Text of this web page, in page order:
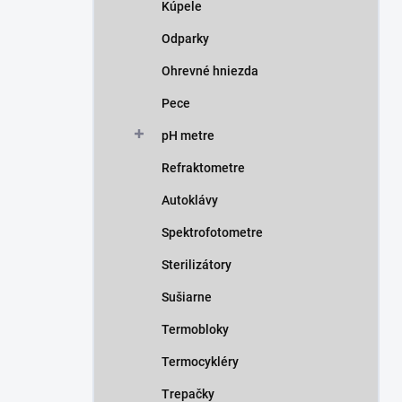
Kúpele
Odparky
Ohrevné hniezda
Pece
pH metre
Refraktometre
Autoklávy
Spektrofotometre
Sterilizátory
Sušiarne
Termobloky
Termocykléry
Trepačky